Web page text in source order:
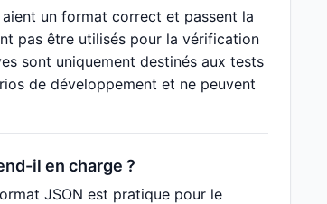
un format correct et passent la
pas être utilisés pour la vérification
sont uniquement destinés aux tests
de développement et ne peuvent
il en charge ?
JSON est pratique pour le